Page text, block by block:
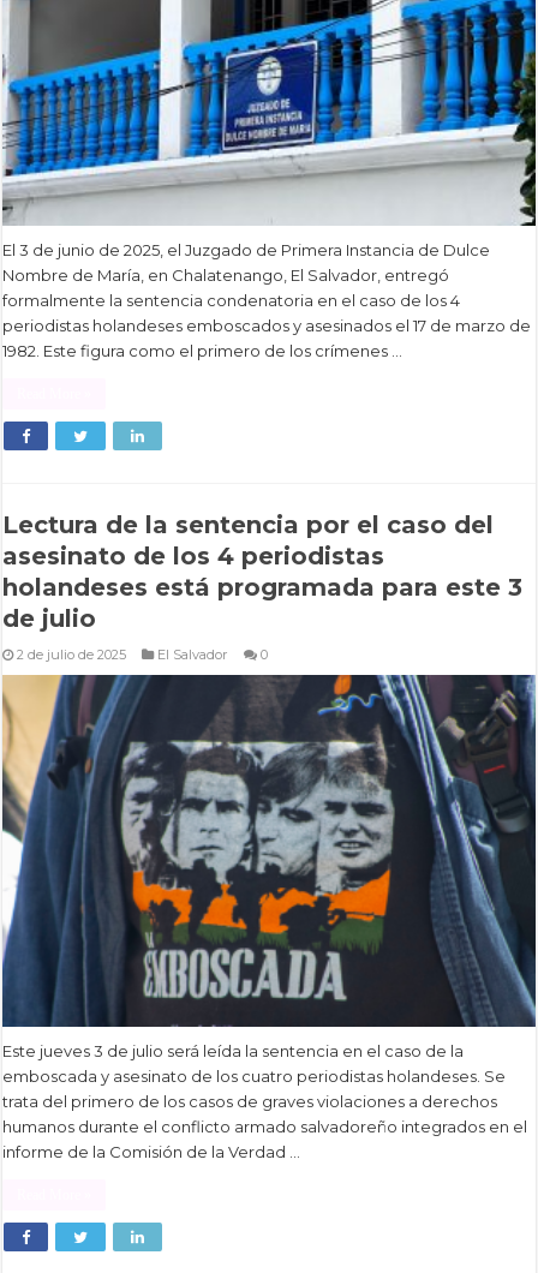
El 3 de junio de 2025, el Juzgado de Primera Instancia de Dulce
Nombre de María, en Chalatenango, El Salvador, entregó
formalmente la sentencia condenatoria en el caso de los 4
periodistas holandeses emboscados y asesinados el 17 de marzo de
1982. Este figura como el primero de los crímenes …
Lectura de la sentencia por el caso del
asesinato de los 4 periodistas
holandeses está programada para este 3
de julio
2 de julio de 2025 El Salvador 0
Este jueves 3 de julio será leída la sentencia en el caso de la
emboscada y asesinato de los cuatro periodistas holandeses. Se
trata del primero de los casos de graves violaciones a derechos
humanos durante el conflicto armado salvadoreño integrados en el
informe de la Comisión de la Verdad …